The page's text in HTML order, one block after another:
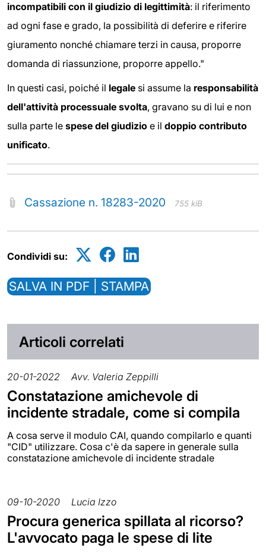
incompatibili con il giudizio di legittimità: il riferimento
ad ogni fase e grado, la possibilità di deferire e riferire
giuramento nonché chiamare terzi in causa, proporre
domanda di riassunzione, proporre appello."
In questi casi, poiché il legale si assume la responsabilità
dell'attività processuale svolta, gravano su di lui e non
sulla parte le spese del giudizio e il doppio contributo
unificato.
Cassazione n. 18283-2020 755 kiB
Condividi su:
SALVA IN PDF | STAMPA
Articoli correlati
20-01-2022 Avv. Valeria Zeppilli
Constatazione amichevole di
incidente stradale, come si compila
A cosa serve il modulo CAI, quando compilarlo e quanti
"CID" utilizzare. Cosa c'è da sapere in generale sulla
constatazione amichevole di incidente stradale
09-10-2020 Lucia Izzo
Procura generica spillata al ricorso?
L'avvocato paga le spese di lite